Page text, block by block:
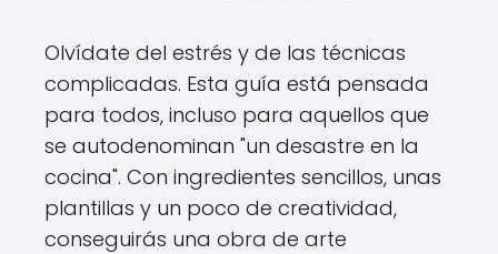
Olvídate del estrés y de las técnicas
complicadas. Esta guía está pensada
para todos, incluso para aquellos que
se autodenominan "un desastre en la
cocina". Con ingredientes sencillos, unas
plantillas y un poco de creatividad,
conseguirás una obra de arte